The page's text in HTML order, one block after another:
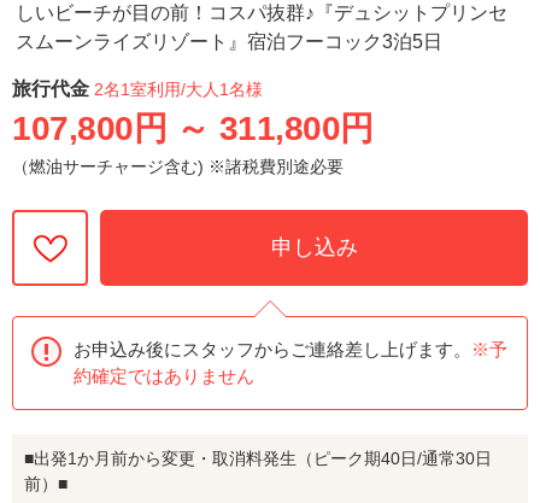
しいビーチが目の前！コスパ抜群♪『デュシットプリンセ
スムーンライズリゾート』宿泊フーコック3泊5日
旅行代金 2名1室利用/大人1名様
107,800円 ～ 311,800円
（燃油サーチャージ含む) ※諸税費別途必要
申し込み
お申込み後にスタッフからご連絡差し上げます。
※予
約確定ではありません
■出発1か月前から変更・取消料発生（ピーク期40日/通常30日
前）■